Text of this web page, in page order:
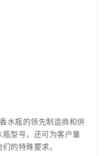
水瓶的领先制造商和供
型号，还可为客户量
的特殊要求。